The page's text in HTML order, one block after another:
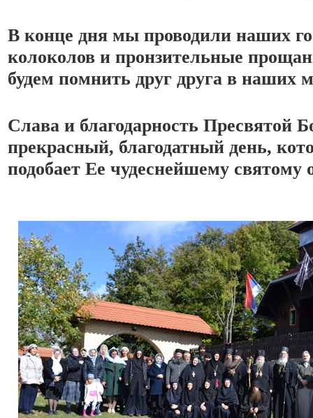
В конце дня мы проводили наших
колоколов и пронзительные
будем помнить друг друга в наших
Слава и благодарность Пресвятой
прекрасный, благодатный день,
подобает Ее чудеснейшему